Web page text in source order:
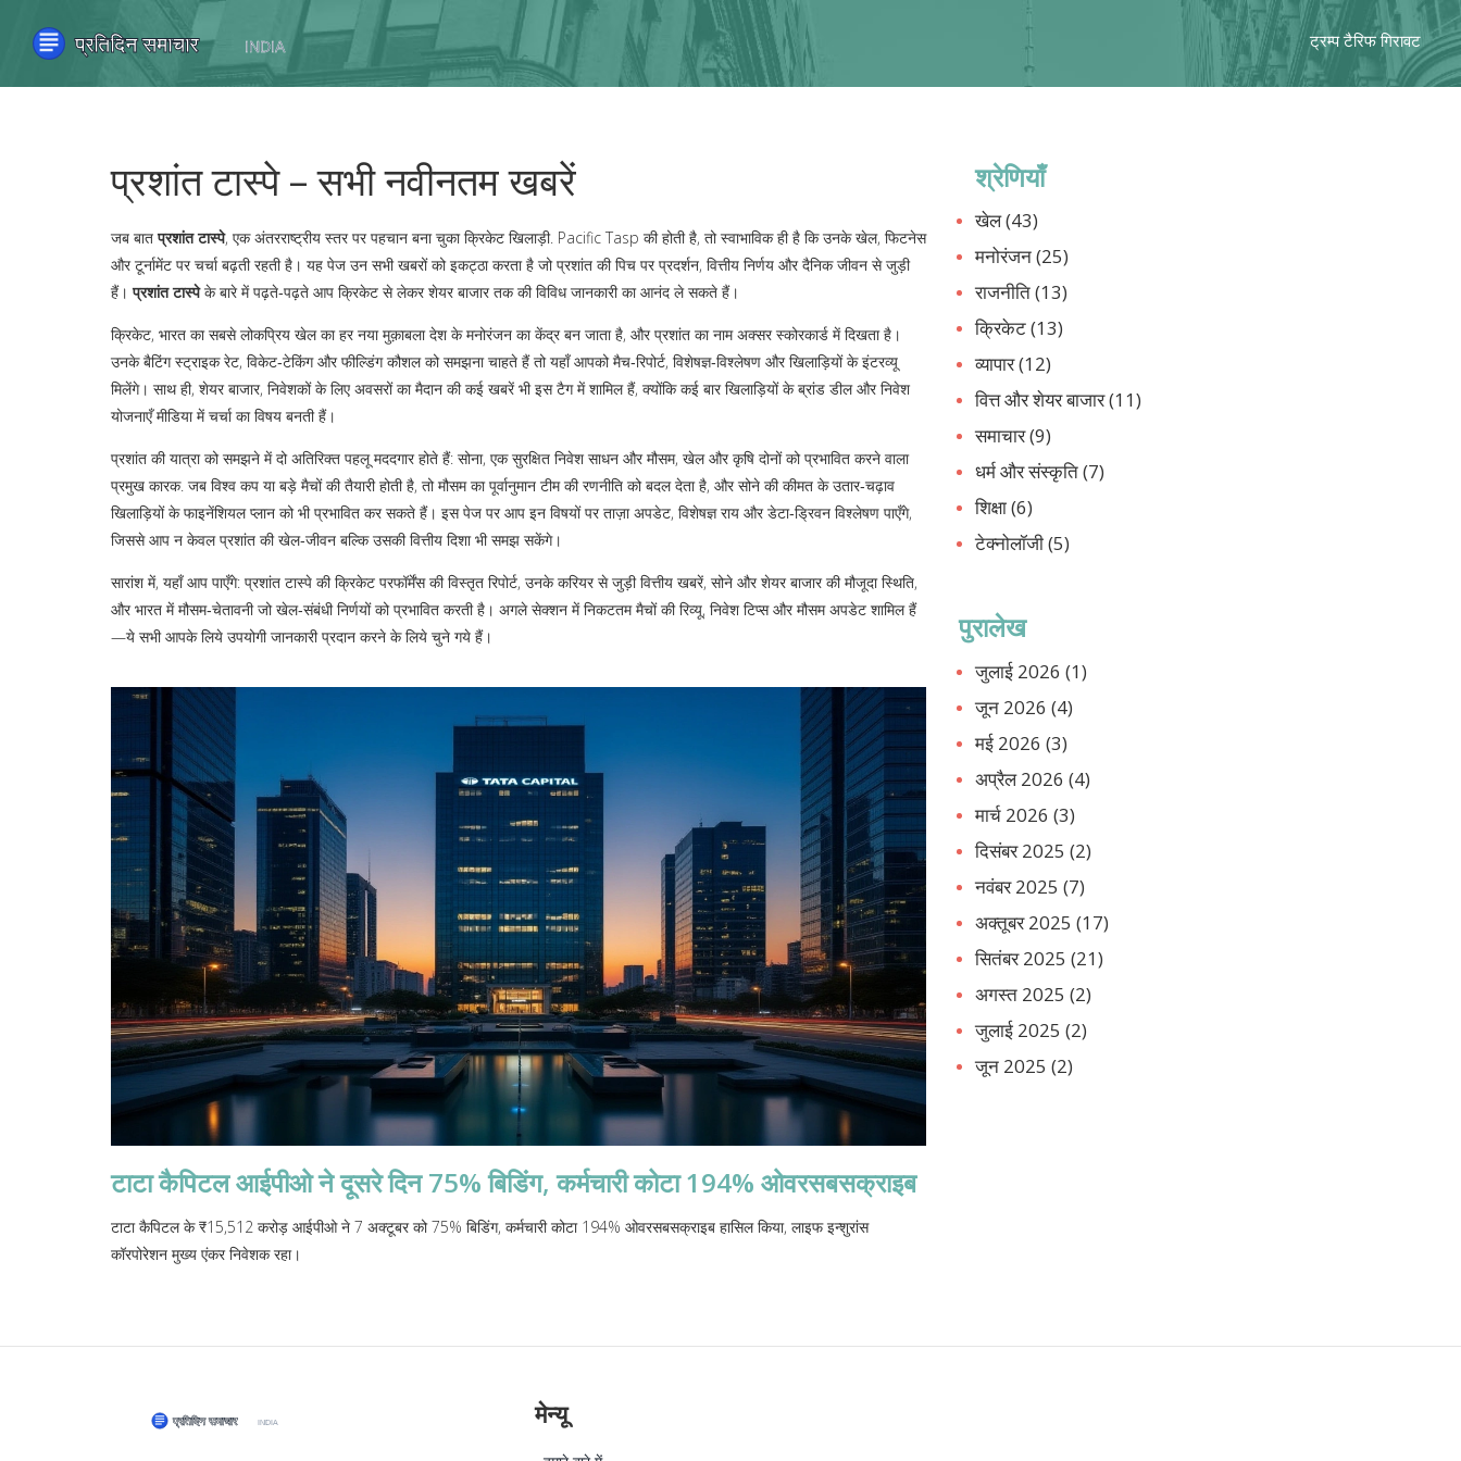
ट्रम्प टैरिफ गिरावट
प्रशांत टास्पे – सभी नवीनतम खबरें
जब बातप्रशांत टास्पे, एक अंतरराष्ट्रीय स्तर पर पहचान बना चुका क्रिकेट खिलाड़ी. Pacific Tasp की होती है, तो स्वाभाविक ही है कि उनके खेल, फिटनेस
और टूर्नामेंट पर चर्चा बढ़ती रहती है। यह पेज उन सभी खबरों को इकट्ठा करता है जो प्रशांत की पिच पर प्रदर्शन, वित्तीय निर्णय और दैनिक जीवन से जुड़ी
हैं।प्रशांत टास्पेके बारे में पढ़ते‑पढ़ते आप क्रिकेट से लेकर शेयर बाजार तक की विविध जानकारी का आनंद ले सकते हैं।
क्रिकेट, भारत का सबसे लोकप्रिय खेलका हर नया मुक़ाबला देश के मनोरंजन का केंद्र बन जाता है, और प्रशांत का नाम अक्सर स्कोरकार्ड में दिखता है।
उनके बैटिंग स्ट्राइक रेट, विकेट‑टेकिंग और फील्डिंग कौशल को समझना चाहते हैं तो यहाँ आपको मैच‑रिपोर्ट, विशेषज्ञ‑विश्लेषण और खिलाड़ियों के इंटरव्यू
मिलेंगे। साथ ही, शेयर बाजार, निवेशकों के लिए अवसरों का मैदान की कई खबरें भी इस टैग में शामिल हैं, क्योंकि कई बार खिलाड़ियों के ब्रांड डील और निवेश
योजनाएँ मीडिया में चर्चा का विषय बनती हैं।
प्रशांत की यात्रा को समझने में दो अतिरिक्त पहलू मददगार होते हैं: सोना, एक सुरक्षित निवेश साधन औरमौसम, खेल और कृषि दोनों को प्रभावित करने वाला
प्रमुख कारक. जब विश्व कप या बड़े मैचों की तैयारी होती है, तो मौसम का पूर्वानुमान टीम की रणनीति को बदल देता है, और सोने की कीमत के उतार‑चढ़ाव
खिलाड़ियों के फाइनेंशियल प्लान को भी प्रभावित कर सकते हैं। इस पेज पर आप इन विषयों पर ताज़ा अपडेट, विशेषज्ञ राय और डेटा‑ड्रिवन विश्लेषण पाएँगे,
जिससे आप न केवल प्रशांत की खेल‑जीवन बल्कि उसकी वित्तीय दिशा भी समझ सकेंगे।
सारांश में, यहाँ आप पाएँगे: प्रशांत टास्पे की क्रिकेट परफॉर्मेंस की विस्तृत रिपोर्ट, उनके करियर से जुड़ी वित्तीय खबरें, सोने और शेयर बाजार की मौजूदा स्थिति,
और भारत में मौसम‑चेतावनी जो खेल‑संबंधी निर्णयों को प्रभावित करती है। अगले सेक्शन में निकटतम मैचों की रिव्यू, निवेश टिप्स और मौसम अपडेट शामिल हैं
—ये सभी आपके लिये उपयोगी जानकारी प्रदान करने के लिये चुने गये हैं।
टाटा कैपिटल आईपीओ ने दूसरे दिन 75% बिडिंग, कर्मचारी कोटा 194% ओवरसबसक्राइब
टाटा कैपिटल के ₹15,512 करोड़ आईपीओ ने 7 अक्टूबर को 75% बिडिंग, कर्मचारी कोटा 194% ओवरसबसक्राइब हासिल किया, लाइफ इन्शुरांस
कॉरपोरेशन मुख्य एंकर निवेशक रहा।
श्रेणियाँ
खेल(43)
मनोरंजन(25)
राजनीति(13)
क्रिकेट(13)
व्यापार(12)
वित्त और शेयर बाजार(11)
समाचार(9)
धर्म और संस्कृति(7)
शिक्षा(6)
टेक्नोलॉजी(5)
पुरालेख
जुलाई 2026 (1)
जून 2026 (4)
मई 2026 (3)
अप्रैल 2026 (4)
मार्च 2026 (3)
दिसंबर 2025 (2)
नवंबर 2025 (7)
अक्तूबर 2025 (17)
सितंबर 2025 (21)
अगस्त 2025 (2)
जुलाई 2025 (2)
जून 2025 (2)
मेन्यू